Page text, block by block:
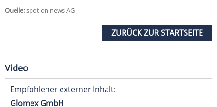
Quelle:spot on news AG
ZURÜCK ZUR STARTSEITE
Video
Empfohlener externer Inhalt:
Glomex GmbH